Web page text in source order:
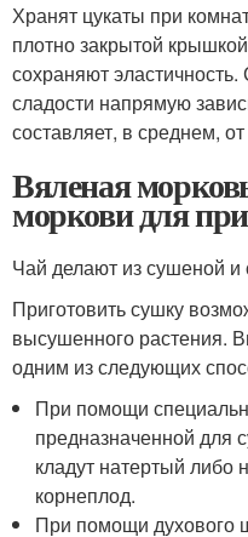
Хранят цукаты при
плотно закрытой
сохраняют эластичность.
сладости напрямую
составляет, в среднем,
Вяленая
моркови для
Чай делают из сушеной
Приготовить сушку
высушенного растения.
одним из следующих
При помощи
предназначенной для
кладут натертый либо
корнеплод.
При помощи духового